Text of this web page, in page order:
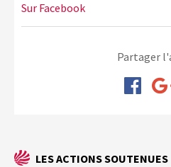
Sur Facebook
Partager
LES ACTIONS SOUTENUES